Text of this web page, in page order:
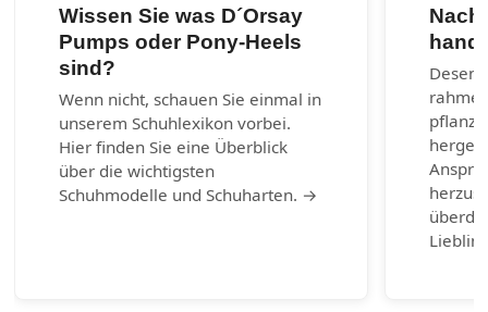
Wissen Sie was D´Orsay
Pumps oder Pony-Heels
sind?
Wenn nicht, schauen Sie einmal in
unserem Schuhlexikon vorbei.
Hier finden Sie eine Überblick
über die wichtigsten
Schuhmodelle und Schuharten. →